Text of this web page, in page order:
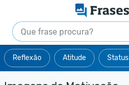
Reflexão Atitude Status